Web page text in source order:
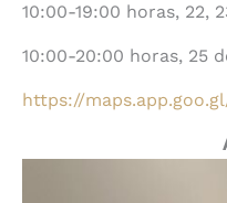
10:00-19:00 horas, 22,
10:00-20:00 horas, 25
https://